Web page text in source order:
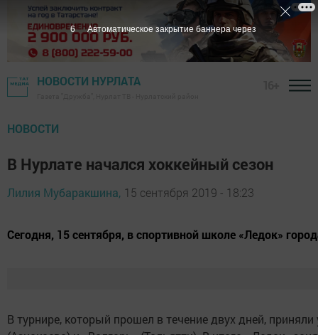
НОВОСТИ НУРЛАТА
НОВОСТИ
В Нурлате начался хоккейный сезон
Лилия Мубаракшина, 15 сентября 2019 - 18:23
Сегодня, 15 сентября, в спортивной школе «Ледок»
В турнире, который прошел в течение двух дней,
5 Автоматическое закрытие баннера через